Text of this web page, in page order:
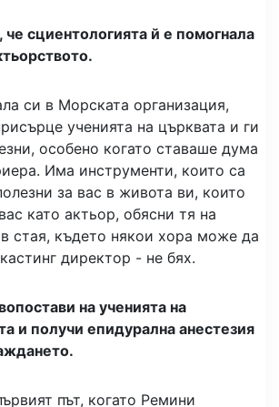
че сциентологията й е помогнала
си в Морската организация,
ученията на църквата и ги
особено когато ставаше дума
Има инструменти, които са
за вас в живота ви, които
като актьор, обясни тя на
стая, където някои хора може да
директор - не бях.
на ученията на
и получи епидурална анестезия
път, когато Ремини